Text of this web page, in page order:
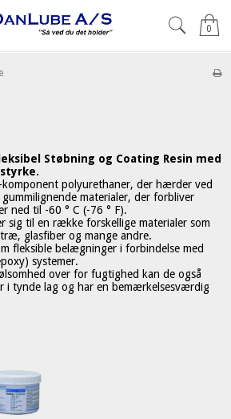
0
Støbning og Coating Resin med
komponent polyurethaner, der hærder ved
materialer, der forbliver
ned til -60 ° C (-76 ° F).
sig til en række forskellige materialer som
glasfiber og mange andre.
fleksible belægninger i forbindelse med
systemer.
over for fugtighed kan de også
i tynde lag og har en bemærkelsesværdig